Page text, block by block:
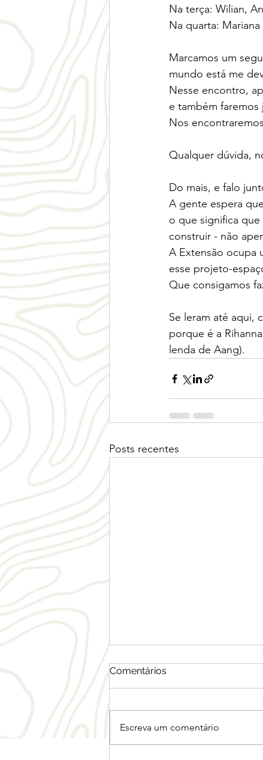
Na terça: Wilian,
Na quarta:
Marcamos um
mundo está me
Nesse encontro,
e também
Nos
Qualquer dúvida,
Do mais, e falo
A gente espera
o que significa
construir - não
A Extensão ocupa
esse projeto-
Que consigamos
Se leram até aqui,
porque é a
lenda de Aang).
Posts recentes
Comentários
Escreva um comentário